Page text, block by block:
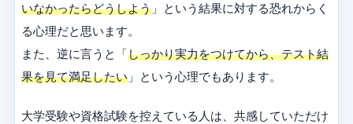
いなかったらどうしよう 」という結果に対する恐れからく
る心理だと思います。
また、逆に言うと「しっかり実力をつけてから、テスト結
果を見て満足したい 」という心理でもあります。
大学受験や資格試験を控えている人は、共感していただけ